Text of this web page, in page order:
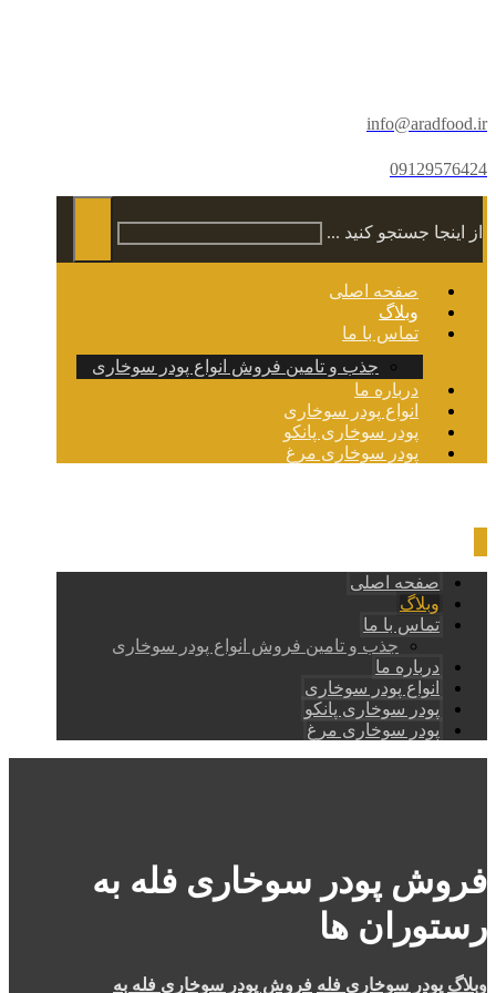
info@aradfood.ir
09129576424
از اینجا جستجو کنید ...
صفحه اصلی
وبلاگ
تماس با ما
جذب و تامین فروش انواع پودر سوخاری
درباره ما
انواع پودر سوخاری
پودر سوخاری پانکو
پودر سوخاری مرغ
صفحه اصلی
وبلاگ
تماس با ما
جذب و تامین فروش انواع پودر سوخاری
درباره ما
انواع پودر سوخاری
پودر سوخاری پانکو
پودر سوخاری مرغ
فروش پودر سوخاری فله به
رستوران ها
وبلاگ پودر سوخاری فله فروش پودر سوخاری فله به